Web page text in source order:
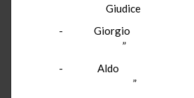
Giudice
- Giorgio
”
- Aldo
”